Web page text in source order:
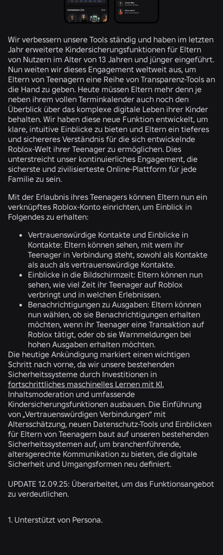
Wir verbessern unsere Tools ständig und haben im letzten
Jahr erweiterte Kindersicherungsfunktionen für Eltern
von Nutzern im Alter von 13 Jahren und jünger eingeführt.
Nun weiten wir dieses Engagement weltweit aus, um
Eltern von Teenagern eine Reihe von Transparenz-Tools an
die Hand zu geben. Heute müssen Eltern mehr denn je
neben ihrem vollen Terminkalender auch noch den
Überblick über das komplexe digitale Leben ihrer Kinder
behalten. Wir haben diese neue Funktion entwickelt, um
klare, intuitive Einblicke zu bieten und Eltern ein tieferes
und sichereres Verständnis für die sich entwickelnde
Roblox-Welt ihrer Teenager zu ermöglichen. Dies
unterstreicht unser kontinuierliches Engagement, die
sicherste und zivilisierteste Online-Plattform für jede
Familie zu sein.
Mit der Erlaubnis ihres Teenagers können Eltern nun ein
verknüpftes Roblox-Konto einrichten, um Einblick in
Folgendes zu erhalten:
Vertrauenswürdige Kontakte und Einblicke in
Kontakte: Eltern können sehen, mit wem ihr
Teenager in Verbindung steht, sowohl als Kontakte
als auch als vertrauenswürdige Kontakte.
Einblicke in die Bildschirmzeit: Eltern können nun
sehen, wie viel Zeit ihr Teenager auf Roblox
verbringt und in welchen Erlebnissen.
Benachrichtigungen zu Ausgaben: Eltern können
nun wählen, ob sie Benachrichtigungen erhalten
möchten, wenn ihr Teenager eine Transaktion auf
Roblox tätigt, oder ob sie Warnmeldungen bei
hohen Ausgaben erhalten möchten.
Die heutige Ankündigung markiert einen wichtigen
Schritt nach vorne, da wir unsere bestehenden
Sicherheitssysteme durch Investitionen in
fortschrittliches maschinelles Lernen mit KI,
Inhaltsmoderation und umfassende
Kindersicherungsfunktionen ausbauen. Die Einführung
von „Vertrauenswürdigen Verbindungen“ mit
Altersschätzung, neuen Datenschutz-Tools und Einblicken
für Eltern von Teenagern baut auf unseren bestehenden
Sicherheitssystemen auf, um branchenführende,
altersgerechte Kommunikation zu bieten, die digitale
Sicherheit und Umgangsformen neu definiert.
UPDATE 12.09.25: Überarbeitet, um das Funktionsangebot
zu verdeutlichen.
1. Unterstützt von Persona.